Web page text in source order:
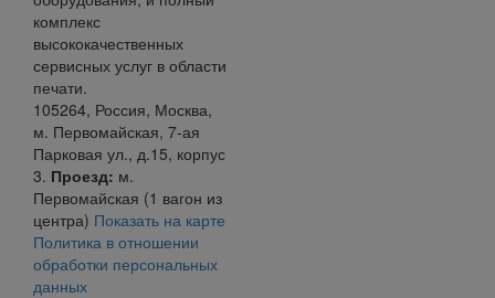
комплекс
высококачественных
сервисных услуг в области
печати.
105264, Россия, Москва,
м. Первомайская, 7-ая
Парковая ул., д.15, корпус
3. Проезд: м.
Первомайская (1 вагон из
центра) Показать на карте
Политика в отношении
обработки персональных
данных